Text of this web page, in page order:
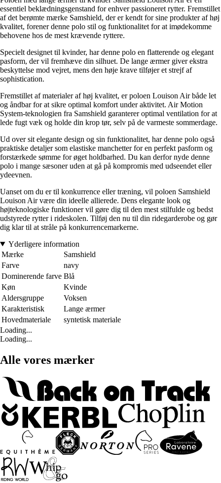
essentiel beklædningsgenstand for enhver passioneret rytter. Fremstillet
af det berømte mærke Samshield, der er kendt for sine produkter af høj
kvalitet, forener denne polo stil og funktionalitet for at imødekomme
behovene hos de mest krævende ryttere.
Specielt designet til kvinder, har denne polo en flatterende og elegant
pasform, der vil fremhæve din silhuet. De lange ærmer giver ekstra
beskyttelse mod vejret, mens den høje krave tilføjer et strejf af
sophistication.
Fremstillet af materialer af høj kvalitet, er poloen Louison Air både let
og åndbar for at sikre optimal komfort under aktivitet. Air Motion
System-teknologien fra Samshield garanterer optimal ventilation for at
lede fugt væk og holde din krop tør, selv på de varmeste sommerdage.
Ud over sit elegante design og sin funktionalitet, har denne polo også
praktiske detaljer som elastiske manchetter for en perfekt pasform og
forstærkede sømme for øget holdbarhed. Du kan derfor nyde denne
polo i mange sæsoner uden at gå på kompromis med udseendet eller
ydeevnen.
Uanset om du er til konkurrence eller træning, vil poloen Samshield
Louison Air være din ideelle allierede. Dens elegante look og
højteknologiske funktioner vil gøre dig til den mest stilfulde og bedst
udstyrede rytter i rideskolen. Tilføj den nu til din ridegarderobe og gør
dig klar til at stråle på konkurrencemarkerne.
Yderligere information
Mærke
Samshield
Farve
navy
Dominerende farve Blå
Køn
Kvinde
Aldersgruppe
Voksen
Karakteristisk
Lange ærmer
Hovedmateriale
syntetisk materiale
Loading...
Loading...
Alle vores mærker